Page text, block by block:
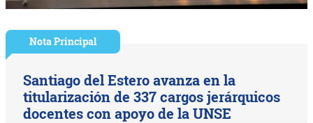
Nota Principal
Santiago del Estero avanza en la
titularización de 337 cargos jerárquicos
docentes con apoyo de la UNSE